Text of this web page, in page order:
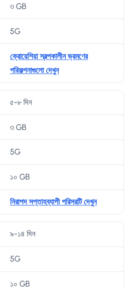
শ
কৃ
প
ছ
ন্দ
৩ GB
5G
ক্রোয়েশিয়া স্বল্পকালীন ভ্রমণের
পরিকল্পনাগুলো দেখুন
৫-৮ দিন
৩ GB
5G
১০ GB
নিরাপদ সপ্তাহব্যাপী পরিসরটি দেখুন
৯-১৪ দিন
5G
১০ GB